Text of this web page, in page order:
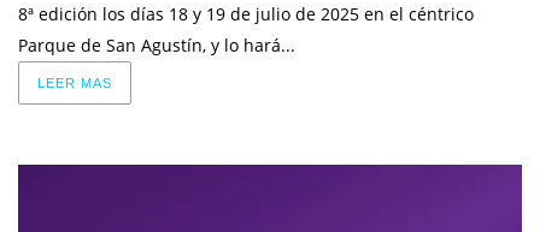
8ª edición los días 18 y 19 de julio de 2025 en el céntrico
Parque de San Agustín, y lo hará...
LEER MAS